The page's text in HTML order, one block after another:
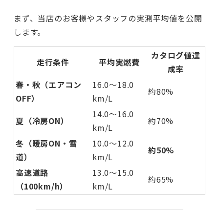
まず、当店のお客様やスタッフの実測平均値を公開
します。
走行条件 平均実燃費
カタログ値達
成率
春・秋（エアコン
OFF）
16.0〜18.0
km/L
約80%
夏（冷房ON）
14.0〜16.0
km/L
約70%
冬（暖房ON・雪
道）
10.0〜12.0
km/L
約50%
高速道路
（100km/h）
13.0〜15.0
km/L
約65%